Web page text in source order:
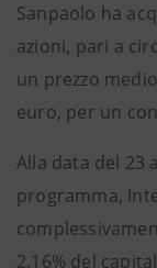
Sanpaolo ha
azioni, pari a
un prezzo
euro, per un
Alla data del 23
programma,
2,16% del